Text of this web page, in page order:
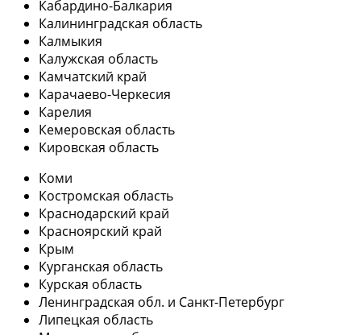
Кабардино-Балкария
Калининградская область
Калмыкия
Калужская область
Камчатский край
Карачаево-Черкесия
Карелия
Кемеровская область
Кировская область
Коми
Костромская область
Краснодарский край
Красноярский край
Крым
Курганская область
Курская область
Ленинградская обл. и Санкт-Петербург
Липецкая область